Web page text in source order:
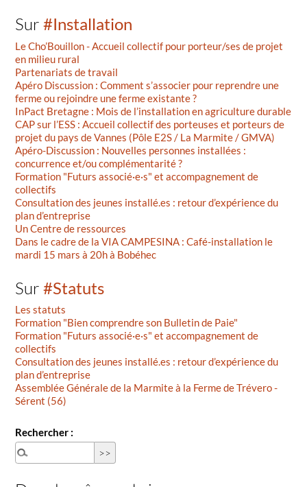
Sur#Installation
Le Cho’Bouillon - Accueil collectif pour porteur/ses de projet
en milieu rural
Partenariats de travail
Apéro Discussion : Comment s’associer pour reprendre une
ferme ou rejoindre une ferme existante ?
InPact Bretagne : Mois de l’installation en agriculture durable
CAP sur l’ESS : Accueil collectif des porteuses et porteurs de
projet du pays de Vannes (Pôle E2S / La Marmite / GMVA)
Apéro-Discussion : Nouvelles personnes installées :
concurrence et/ou complémentarité ?
Formation "Futurs associé·e·s" et accompagnement de
collectifs
Consultation des jeunes installé.es : retour d’expérience du
plan d’entreprise
Un Centre de ressources
Dans le cadre de la VIA CAMPESINA : Café-installation le
mardi 15 mars à 20h à Bobéhec
Sur#Statuts
Les statuts
Formation "Bien comprendre son Bulletin de Paie"
Formation "Futurs associé·e·s" et accompagnement de
collectifs
Consultation des jeunes installé.es : retour d’expérience du
plan d’entreprise
Assemblée Générale de la Marmite à la Ferme de Trévero -
Sérent (56)
Rechercher :